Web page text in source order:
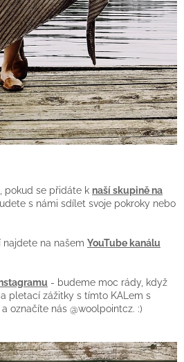
pokud se přidáte k naší skupině na
s námi sdílet svoje pokroky nebo
na našem YouTube kanálu
- budeme moc rády, když
pletací zážitky s tímto KALem s
označíte nás @woolpointcz. :)